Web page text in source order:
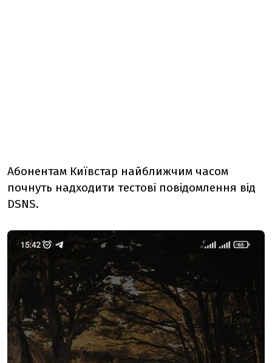
Абонентам Київстар найближчим часом
почнуть надходити тестові повідомлення від
DSNS.